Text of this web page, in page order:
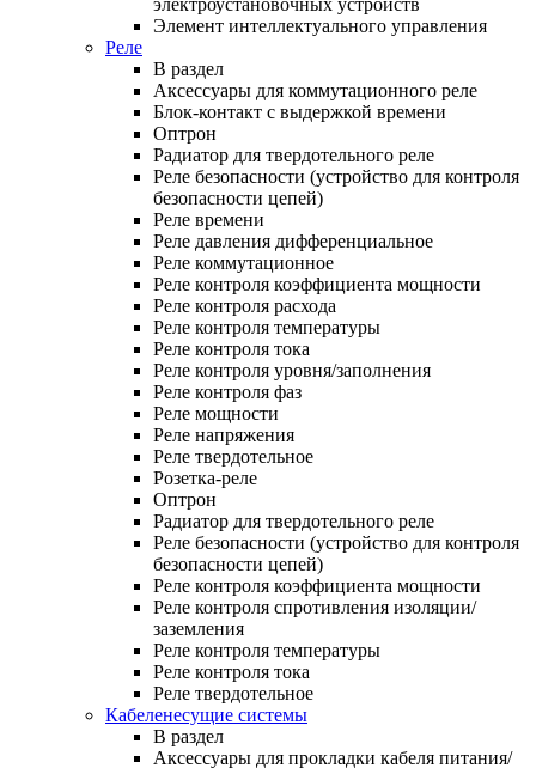
Элемент интеллектуального управления
Реле
В раздел
Аксессуары для коммутационного реле
Блок-контакт с выдержкой времени
Оптрон
Радиатор для твердотельного реле
Реле безопасности (устройство для контроля
безопасности цепей)
Реле времени
Реле давления дифференциальное
Реле коммутационное
Реле контроля коэффициента мощности
Реле контроля расхода
Реле контроля температуры
Реле контроля тока
Реле контроля уровня/заполнения
Реле контроля фаз
Реле мощности
Реле напряжения
Реле твердотельное
Розетка-реле
Оптрон
Радиатор для твердотельного реле
Реле безопасности (устройство для контроля
безопасности цепей)
Реле контроля коэффициента мощности
Реле контроля спротивления изоляции/
заземления
Реле контроля температуры
Реле контроля тока
Реле твердотельное
Кабеленесущие системы
В раздел
Аксессуары для прокладки кабеля питания/